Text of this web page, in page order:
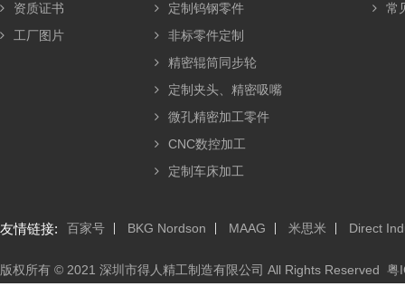
资质证书
工厂图片
定制钨钢零件
非标零件定制
精密辊筒同步轮
定制夹头、精密吸嘴
微孔精密加工零件
CNC数控加工
定制车床加工
常
友情链接: 百家号 BKG Nordson MAAG 米思米 Direct
版权所有 © 2021 深圳市得人精工制造有限公司 All Rights Reserved 粤